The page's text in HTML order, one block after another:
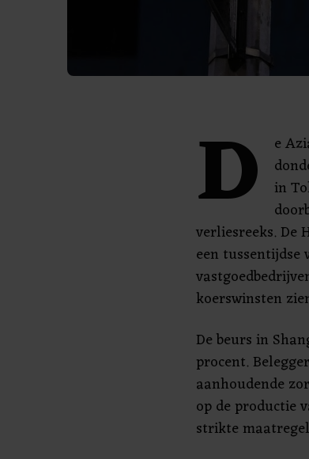
D
e
in
verliesreeks. De
een tussentijdse
koerswinsten
De beurs in
procent.
aanhoudende
op de productie
strikte